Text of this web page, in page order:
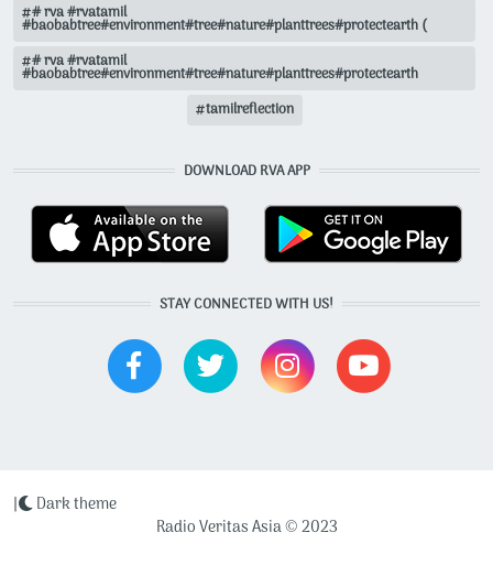
# rva #rvatamil
#baobabtree#environment#tree#nature#planttrees#protectearth (
# rva #rvatamil
#baobabtree#environment#tree#nature#planttrees#protectearth
tamilreflection
DOWNLOAD RVA APP
STAY CONNECTED WITH US!
Radio Veritas Asia © 2023
| Dark theme